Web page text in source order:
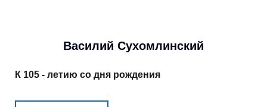
Василий Сухомлинский
К 105 - летию со дня рождения